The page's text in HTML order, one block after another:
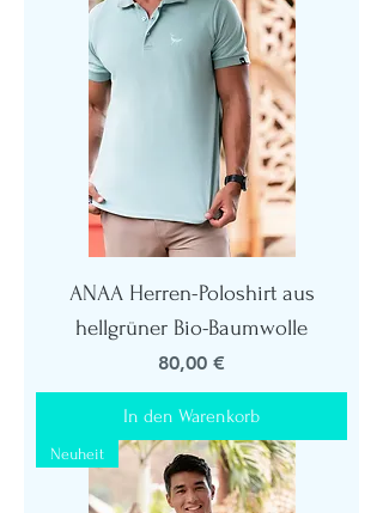
ANAA Herren-Poloshirt aus
hellgrüner Bio-Baumwolle
Preis
80,00 €
In den Warenkorb
Neuheit